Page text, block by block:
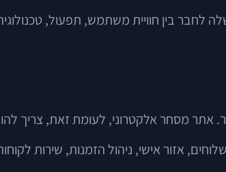
בין חוויית משתמש, תפעול,
מסחר אלקטרוני, לעומת זאת, צריך